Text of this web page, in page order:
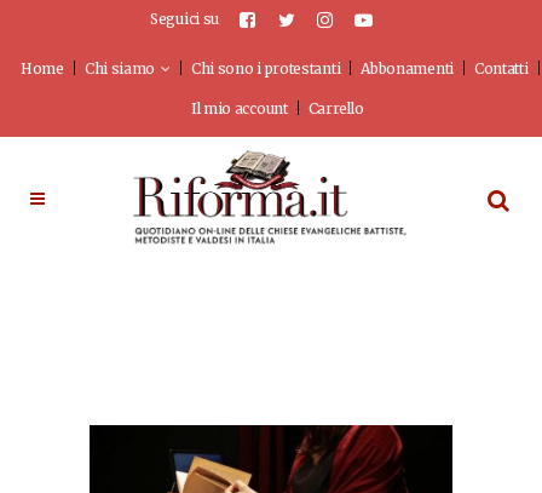
Seguici su
Home Chi siamo Chi sono i protestanti Abbonamenti Contatti
Il mio account Carrello